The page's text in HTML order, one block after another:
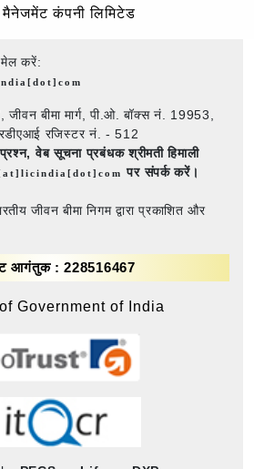
कंपनी लिमिटेड
करें:
जीवन बीमा मार्ग, पी.ओ. बॉक्स नं. 19953,
रजिस्टर नं. - 512
वेब सूचना प्रबंधक श्रीमती हिमाली
पर संपर्क करें।
जीवन बीमा निगम द्वारा प्रकाशित और
आगंतुक : 228516467